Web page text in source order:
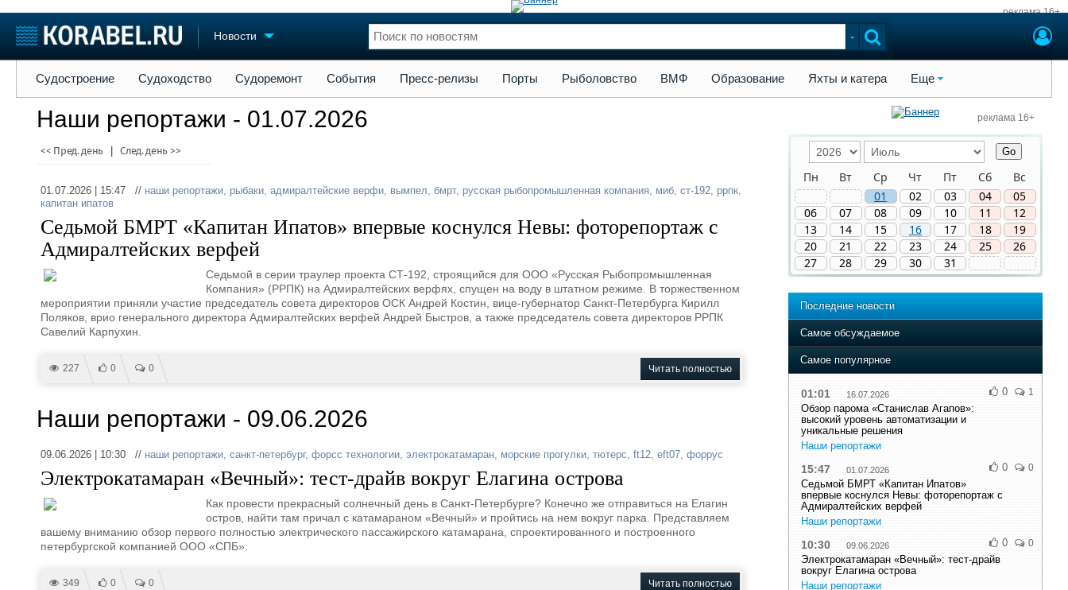
реклама 16+
Новости
Судостроение
Пульс
Компании
Работа
Журнал
Реклама
Торговая площадка
Доска объявлений
Оборудование
Материалы
Конференции
Выставки и семинары
Флот
Судостроение Судоходство Судоремонт События Пресс-релизы Порты Рыболовство ВМФ Образование Яхты и катера Еще
Наши репортажи - 01.07.2026
<< Пред. день След. день >>
01.07.2026 | 15:47 // наши репортажи, рыбаки, адмиралтейские верфи, вымпел, бмрт, русская рыбопромышленная компания, миб, ст-192, ррпк,
капитан ипатов
Седьмой БМРТ «Капитан Ипатов» впервые коснулся Невы: фоторепортаж с
Адмиралтейских верфей
Седьмой в серии траулер проекта СТ-192, строящийся для ООО «Русская Рыбопромышленная
Компания» (РРПК) на Адмиралтейских верфях, спущен на воду в штатном режиме. В торжественном
мероприятии приняли участие председатель совета директоров ОСК Андрей Костин, вице-губернатор Санкт-Петербурга Кирилл
Поляков, врио генерального директора Адмиралтейских верфей Андрей Быстров, а также председатель совета директоров РРПК
Савелий Карпухин.
227 0 0 Читать полностью
Наши репортажи - 09.06.2026
09.06.2026 | 10:30 // наши репортажи, санкт-петербург, форсс технологии, электрокатамаран, морские прогулки, тютерс, ft12, eft07, форрус
Электрокатамаран «Вечный»: тест-драйв вокруг Елагина острова
Как провести прекрасный солнечный день в Санкт-Петербурге? Конечно же отправиться на Елагин
остров, найти там причал с катамараном «Вечный» и пройтись на нем вокруг парка. Представляем
вашему вниманию обзор первого полностью электрического пассажирского катамарана, спроектированного и построенного
петербургской компанией ООО «СПБ».
349 0 0 Читать полностью
реклама 16+
Пн Вт Ср Чт Пт Сб
Вс
01
02 03 04
05
06
07 08 09 10 11
12
13
14 15 16 17 18
19
20
21 22 23 24 25
26
27
28 29 30 31
Последние новости
Самое обсуждаемое
Самое популярное
01:01 16.07.2026
Обзор парома «Станислав Агапов»:
высокий уровень автоматизации и
уникальные решения
Наши репортажи
0 1
15:47 01.07.2026
Седьмой БМРТ «Капитан Ипатов»
впервые коснулся Невы: фоторепортаж с
Адмиралтейских верфей
Наши репортажи
0 0
10:30 09.06.2026
Электрокатамаран «Вечный»: тест-драйв
вокруг Елагина острова
Наши репортажи
0 0